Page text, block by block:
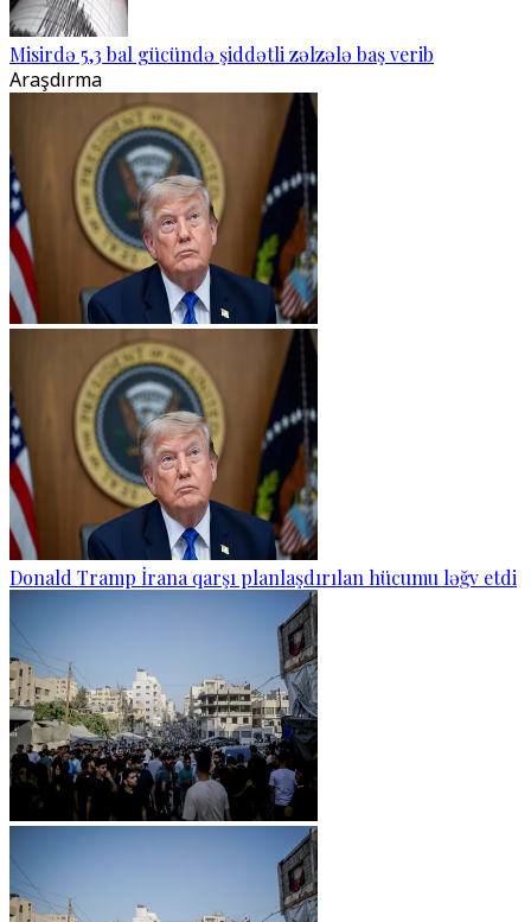
Misirdə 5,3 bal gücündə şiddətli zəlzələ baş verib
Araşdırma
Donald Tramp İrana qarşı planlaşdırılan hücumu ləğv etdi